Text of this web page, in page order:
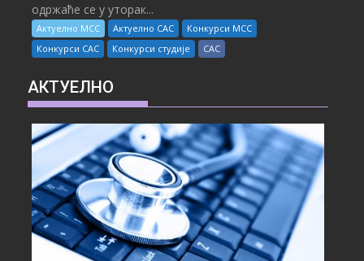
одржаће се у уторак...
Актуелно МСС Актуелно САС
Конкурси МСС
Конкурси САС
Конкурси студије САС
АКТУЕЛНО